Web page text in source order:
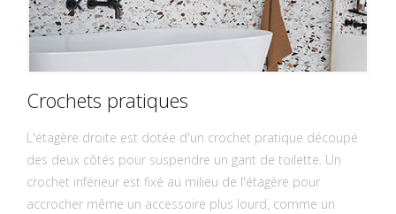
Crochets pratiques
L'étagère droite est dotée d'un crochet pratique découpé
des deux côtés pour suspendre un gant de toilette. Un
crochet inférieur est fixé au milieu de l'étagère pour
accrocher même un accessoire plus lourd, comme un